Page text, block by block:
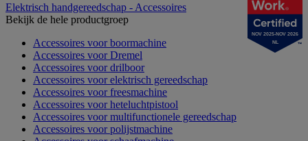
Elektrisch handgereedschap - Accessoires
Bekijk de hele productgroep
Accessoires voor boormachine
Accessoires voor Dremel
Accessoires voor drilboor
Accessoires voor elektrisch gereedschap
Accessoires voor freesmachine
Accessoires voor heteluchtpistool
Accessoires voor multifunctionele gereedschap
Accessoires voor polijstmachine
NOV 2025-NOV 2026
NL